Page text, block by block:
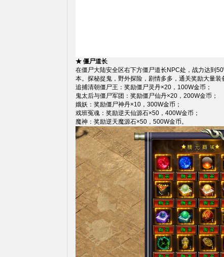
★ 僵尸道长
在僵尸大陆安全区右下方僵尸道长NPC处，战力达到
本。探秘捉鬼，野外探险，剧情多多，通关奖励大量装
追捕清朝僵尸王：奖励僵尸灵丹×20，100W金币；
鬼太后与僵尸军团：奖励僵尸仙丹×20，200W金币；
娥妖：奖励僵尸神丹×10，300W金币；
戏班冤魂：奖励逆天仙源石×50，400W金币；
魔神：奖励逆天魔源石×50，500W金币。